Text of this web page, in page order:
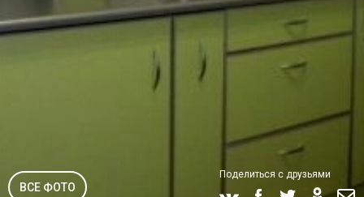
ВСЕ ФОТО
Поделиться с друзьями